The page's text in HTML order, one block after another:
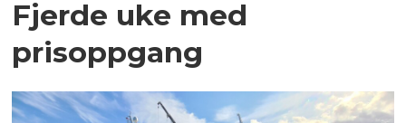
Fjerde uke med
prisoppgang